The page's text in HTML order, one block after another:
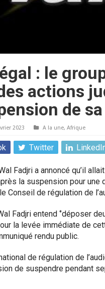
: le
actions
de
2023 A la une, Afrique
Twitter
Fadjri a annoncé qu’il
la suspension pour
Conseil de régulation de
Fadjri entend ‘’déposer
la levée immédiate de
rendu public.
de régulation de
de suspendre pendant